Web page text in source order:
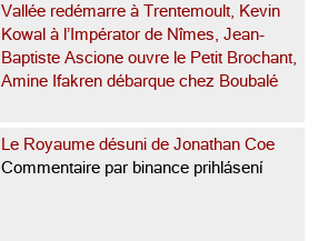
Vallée redémarre à Trentemoult, Kevin
Kowal à l’Impérator de Nîmes, Jean-
Baptiste Ascione ouvre le Petit Brochant,
Amine Ifakren débarque chez Boubalé
Le Royaume désuni de Jonathan Coe
Commentaire par binance prihlásení